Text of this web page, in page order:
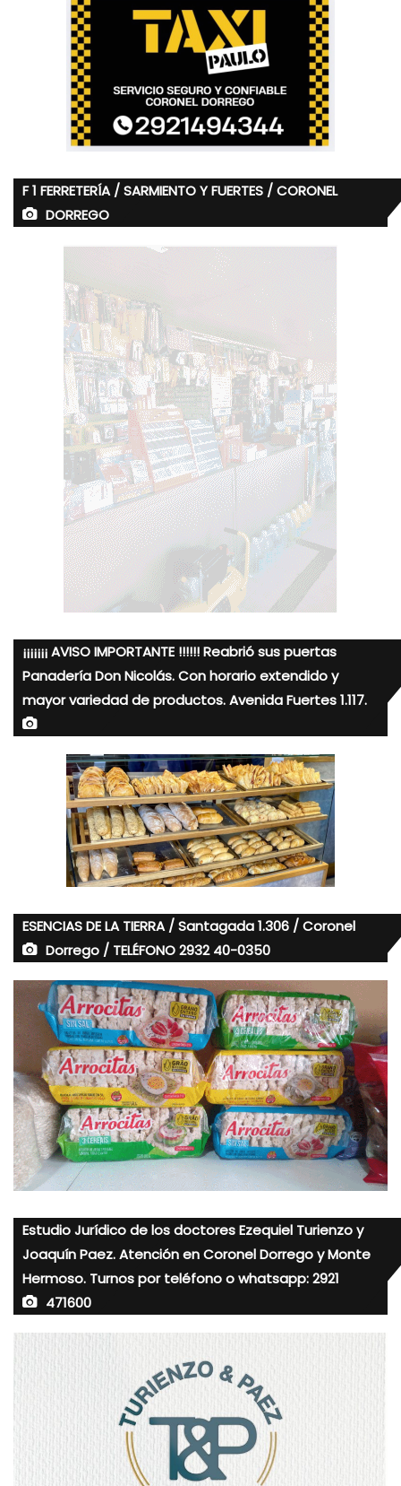
F 1 FERRETERÍA / SARMIENTO Y FUERTES / CORONEL
DORREGO
¡¡¡¡¡¡¡ AVISO IMPORTANTE !!!!!! Reabrió sus puertas
Panadería Don Nicolás. Con horario extendido y
mayor variedad de productos. Avenida Fuertes 1.117.
ESENCIAS DE LA TIERRA / Santagada 1.306 / Coronel
Dorrego / TELÉFONO 2932 40-0350
Estudio Jurídico de los doctores Ezequiel Turienzo y
Joaquín Paez. Atención en Coronel Dorrego y Monte
Hermoso. Turnos por teléfono o whatsapp: 2921
471600